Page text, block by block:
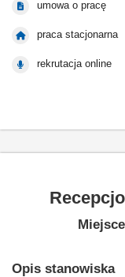
umowa o pracę
praca stacjonarna
rekrutacja online
Opis stanowiska